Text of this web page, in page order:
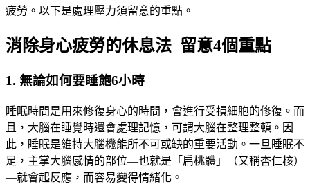
疲勞。以下是處理壓力須留意的重點。
消除身心疲勞的休息法 留意4個重點
1. 無論如何要睡飽6小時
睡眠時間是用來修復身心的時間，會進行受損細胞的修復。而
且，大腦在睡覺時還會處理記憶，可謂大腦在整理整頓。因
此，睡眠是維持大腦機能所不可或缺的重要活動。一旦睡眠不
足，主掌大腦感情的部位—也就是「扁桃體」（又稱杏仁核）
—就會起反應，而容易變得情緒化。